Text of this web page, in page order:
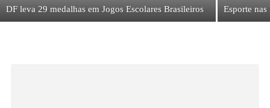
DF leva 29 medalhas em Jogos Escolares Brasileiros Esporte